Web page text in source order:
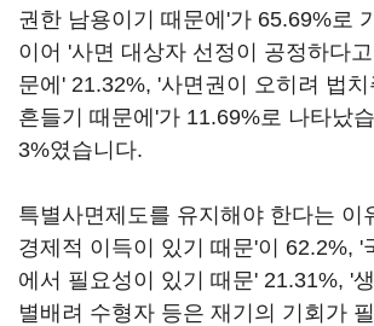
권한 남용이기 때문에'가 65.69%로
이어 '사면 대상자 선정이 공정하다
문에' 21.32%, '사면권이 오히려 법
흔들기 때문에'가 11.69%로 나타났
3%였습니다.
특별사면제도를 유지해야 한다는 이
경제적 이득이 있기 때문'이 62.2%, '
에서 필요성이 있기 때문' 21.31%, '
별배려 수형자 등은 재기의 기회가